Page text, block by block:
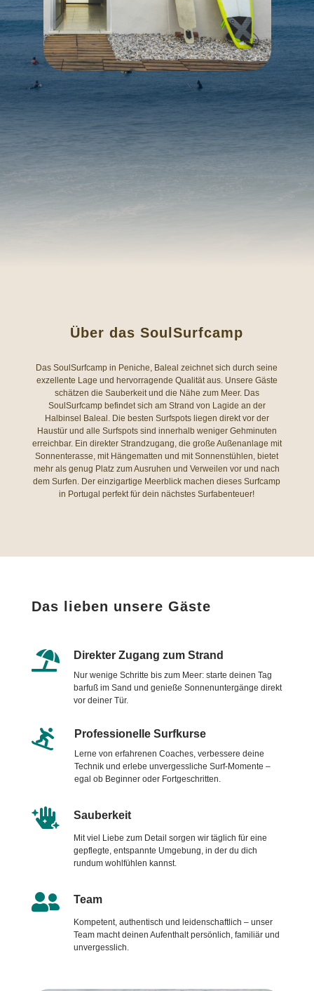
Über das SoulSurfcamp
Das SoulSurfcamp in Peniche, Baleal zeichnet sich durch seine
exzellente Lage und hervorragende Qualität aus. Unsere Gäste
schätzen die Sauberkeit und die Nähe zum Meer. Das
SoulSurfcamp befindet sich am Strand von Lagide an der
Halbinsel Baleal. Die besten Surfspots liegen direkt vor der
Haustür und alle Surfspots sind innerhalb weniger Gehminuten
erreichbar. Ein direkter Strandzugang, die große Außenanlage mit
Sonnenterasse, mit Hängematten und mit Sonnenstühlen, bietet
mehr als genug Platz zum Ausruhen und Verweilen vor und nach
dem Surfen. Der einzigartige Meerblick machen dieses Surfcamp
in Portugal perfekt für dein nächstes Surfabenteuer!
Das lieben unsere Gäste
 Direkter Zugang zum Strand
Nur wenige Schritte bis zum Meer: starte deinen Tag
barfuß im Sand und genieße Sonnenuntergänge direkt
vor deiner Tür.
 Professionelle Surfkurse
Lerne von erfahrenen Coaches, verbessere deine
Technik und erlebe unvergessliche Surf-Momente –
egal ob Beginner oder Fortgeschritten.
 Sauberkeit
Mit viel Liebe zum Detail sorgen wir täglich für eine
gepflegte, entspannte Umgebung, in der du dich
rundum wohlfühlen kannst.
 Team
Kompetent, authentisch und leidenschaftlich – unser
Team macht deinen Aufenthalt persönlich, familiär und
unvergesslich.